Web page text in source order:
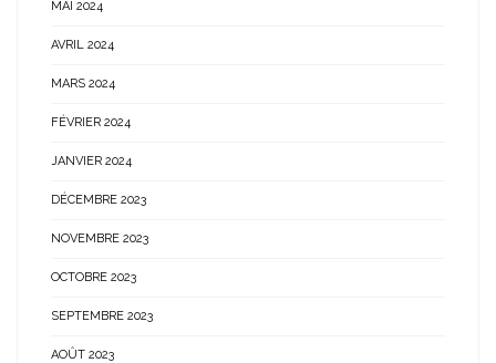
MAI 2024
AVRIL 2024
MARS 2024
FÉVRIER 2024
JANVIER 2024
DÉCEMBRE 2023
NOVEMBRE 2023
OCTOBRE 2023
SEPTEMBRE 2023
AOÛT 2023